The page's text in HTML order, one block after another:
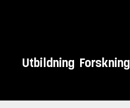
Utbildning Forskning